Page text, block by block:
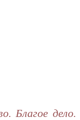
Благое дело.